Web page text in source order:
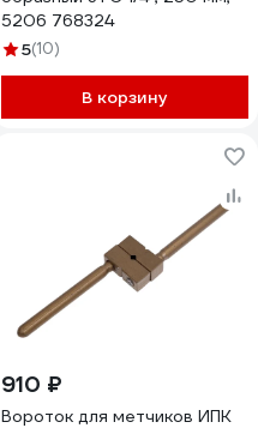
5206 768324
5(10)
В корзину
910 ₽
Вороток для метчиков ИПК